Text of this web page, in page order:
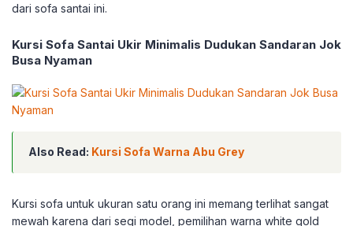
dari sofa santai ini.
Kursi Sofa Santai Ukir Minimalis Dudukan Sandaran Jok
Busa Nyaman
Also Read: Kursi Sofa Warna Abu Grey
Kursi sofa untuk ukuran satu orang ini memang terlihat sangat
mewah karena dari segi model, pemilihan warna white gold